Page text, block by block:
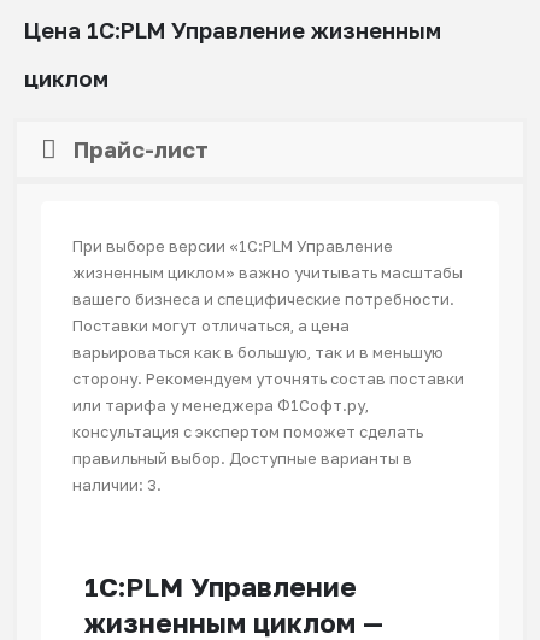
Цена 1С:PLM Управление жизненным
циклом
Прайс-лист
При выборе версии «1С:PLM Управление
жизненным циклом» важно учитывать масштабы
вашего бизнеса и специфические потребности.
Поставки могут отличаться, а цена
варьироваться как в большую, так и в меньшую
сторону. Рекомендуем уточнять состав поставки
или тарифа у менеджера Ф1Софт.ру,
консультация с экспертом поможет сделать
правильный выбор. Доступные варианты в
наличии: 3.
1С:PLM Управление
жизненным циклом —